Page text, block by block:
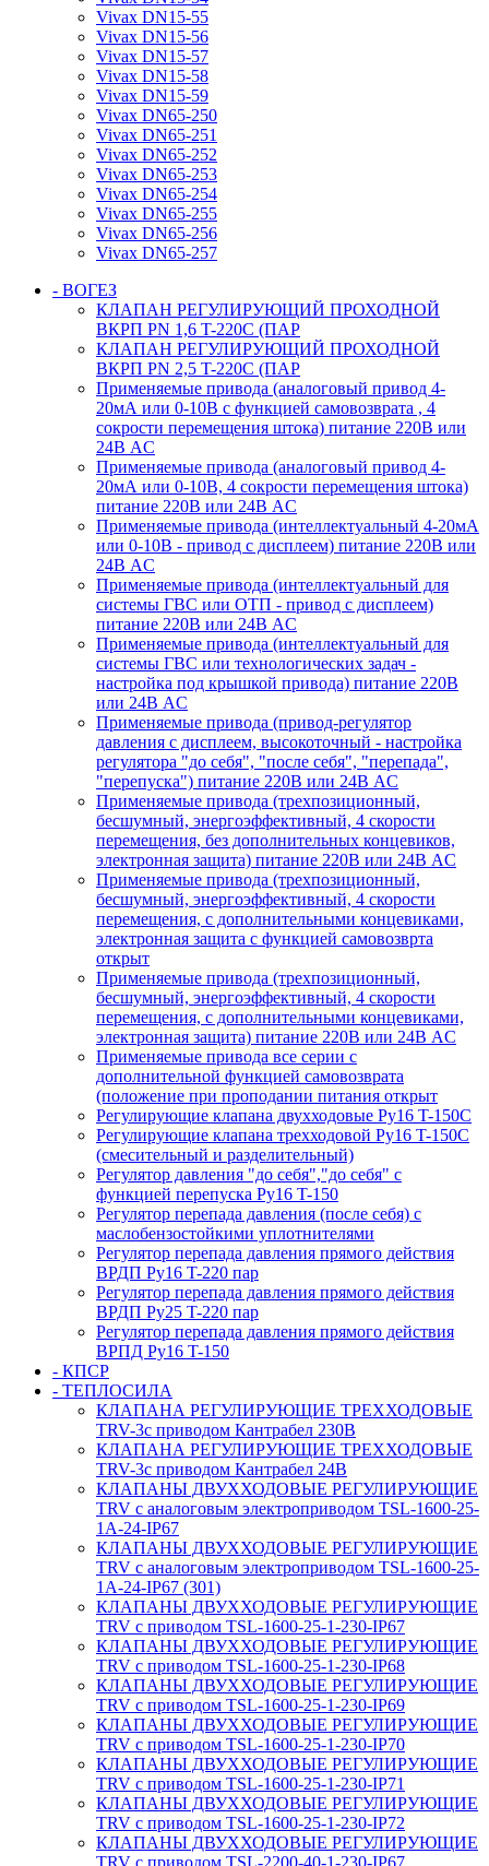
Vivax DN15-55
Vivax DN15-56
Vivax DN15-57
Vivax DN15-58
Vivax DN15-59
Vivax DN65-250
Vivax DN65-251
Vivax DN65-252
Vivax DN65-253
Vivax DN65-254
Vivax DN65-255
Vivax DN65-256
Vivax DN65-257
- ВОГЕЗ
КЛАПАН РЕГУЛИРУЮЩИЙ ПРОХОДНОЙ
ВКРП PN 1,6 T-220C (ПАР
КЛАПАН РЕГУЛИРУЮЩИЙ ПРОХОДНОЙ
ВКРП PN 2,5 T-220C (ПАР
Применяемые привода (аналоговый привод 4-
20мА или 0-10В с функцией самовозврата , 4
сокрости перемещения штока) питание 220В или
24В AC
Применяемые привода (аналоговый привод 4-
20мА или 0-10В, 4 сокрости перемещения штока)
питание 220В или 24В AC
Применяемые привода (интеллектуальный 4-20мА
или 0-10В - привод с дисплеем) питание 220В или
24В AC
Применяемые привода (интеллектуальный для
системы ГВС или ОТП - привод с дисплеем)
питание 220В или 24В AC
Применяемые привода (интеллектуальный для
системы ГВС или технологических задач -
настройка под крышкой привода) питание 220В
или 24В AC
Применяемые привода (привод-регулятор
давления с дисплеем, высокоточный - настройка
регулятора "до себя", "после себя", "перепада",
"перепуска") питание 220В или 24В AC
Применяемые привода (трехпозиционный,
бесшумный, энергоэффективный, 4 скорости
перемещения, без дополнительных концевиков,
электронная защита) питание 220В или 24В AC
Применяемые привода (трехпозиционный,
бесшумный, энергоэффективный, 4 скорости
перемещения, с дополнительными концевиками,
электронная защита с функцией самовозврта
открыт
Применяемые привода (трехпозиционный,
бесшумный, энергоэффективный, 4 скорости
перемещения, с дополнительными концевиками,
электронная защита) питание 220В или 24В AC
Применяемые привода все серии с
дополнительной функцией самовозврата
(положение при проподании питания открыт
Регулирующие клапана двухходовые Ру16 T-150С
Регулирующие клапана трехходовой Ру16 T-150С
(смесительный и разделительный)
Регулятор давления "до себя","до себя" с
функцией перепуска Ру16 T-150
Регулятор перепада давления (после себя) c
маслобензостойкими уплотнителями
Регулятор перепада давления прямого действия
ВРДП Ру16 T-220 пар
Регулятор перепада давления прямого действия
ВРДП Ру25 T-220 пар
Регулятор перепада давления прямого действия
ВРПД Ру16 T-150
- КПСР
- ТЕПЛОСИЛА
КЛАПАНА РЕГУЛИРУЮЩИЕ ТРЕХХОДОВЫЕ
TRV-3с приводом Кантрабел 230B
КЛАПАНА РЕГУЛИРУЮЩИЕ ТРЕХХОДОВЫЕ
TRV-3с приводом Кантрабел 24B
КЛАПАНЫ ДВУХХОДОВЫЕ РЕГУЛИРУЮЩИЕ
TRV с аналоговым электроприводом TSL-1600-25-
1А-24-IP67
КЛАПАНЫ ДВУХХОДОВЫЕ РЕГУЛИРУЮЩИЕ
TRV с аналоговым электроприводом TSL-1600-25-
1А-24-IP67 (301)
КЛАПАНЫ ДВУХХОДОВЫЕ РЕГУЛИРУЮЩИЕ
TRV с приводом TSL-1600-25-1-230-IP67
КЛАПАНЫ ДВУХХОДОВЫЕ РЕГУЛИРУЮЩИЕ
TRV с приводом TSL-1600-25-1-230-IP68
КЛАПАНЫ ДВУХХОДОВЫЕ РЕГУЛИРУЮЩИЕ
TRV с приводом TSL-1600-25-1-230-IP69
КЛАПАНЫ ДВУХХОДОВЫЕ РЕГУЛИРУЮЩИЕ
TRV с приводом TSL-1600-25-1-230-IP70
КЛАПАНЫ ДВУХХОДОВЫЕ РЕГУЛИРУЮЩИЕ
TRV с приводом TSL-1600-25-1-230-IP71
КЛАПАНЫ ДВУХХОДОВЫЕ РЕГУЛИРУЮЩИЕ
TRV с приводом TSL-1600-25-1-230-IP72
КЛАПАНЫ ДВУХХОДОВЫЕ РЕГУЛИРУЮЩИЕ
TRV с приводом TSL-2200-40-1-230-IP67